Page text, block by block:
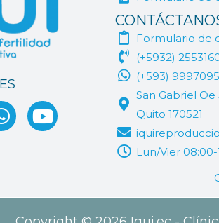
Formulario de
(+5932)
(+593)
San Gabriel Oe
Quito 170521
Lun/Vier